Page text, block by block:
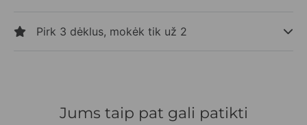
Pirk 3 dėklus, mokėk tik už 2
Jums taip pat gali patikti